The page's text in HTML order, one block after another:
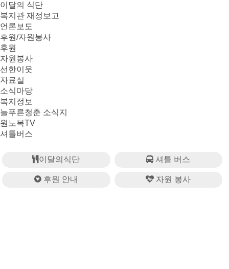
이달의 식단
복지관 재정보고
언론보도
후원/자원봉사
후원
자원봉사
선한이웃
자료실
소식마당
복지정보
늘푸른청춘 소식지
원노복TV
셔틀버스
이달의식단 셔틀 버스
후원 안내 자원 봉사